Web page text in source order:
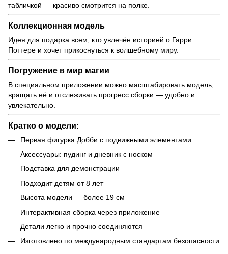
табличкой — красиво смотрится на полке.
Коллекционная модель
Идея для подарка всем, кто увлечён историей о Гарри
Поттере и хочет прикоснуться к волшебному миру.
Погружение в мир магии
В специальном приложении можно масштабировать модель,
вращать её и отслеживать прогресс сборки — удобно и
увлекательно.
Кратко о модели:
Первая фигурка Добби с подвижными элементами
Аксессуары: пудинг и дневник с носком
Подставка для демонстрации
Подходит детям от 8 лет
Высота модели — более 19 см
Интерактивная сборка через приложение
Детали легко и прочно соединяются
Изготовлено по международным стандартам безопасности